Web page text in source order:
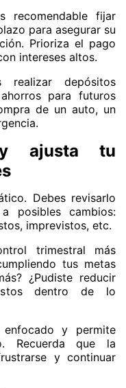
recomendable fijar
para asegurar su
Prioriza el pago
intereses altos.
realizar depósitos
para futuros
de un auto, un
ajusta tu
Debes revisarlo
posibles cambios:
imprevistos, etc.
trimestral más
tus metas
¿Pudiste reducir
dentro de lo
enfocado y permite
Recuerda que la
y continuar